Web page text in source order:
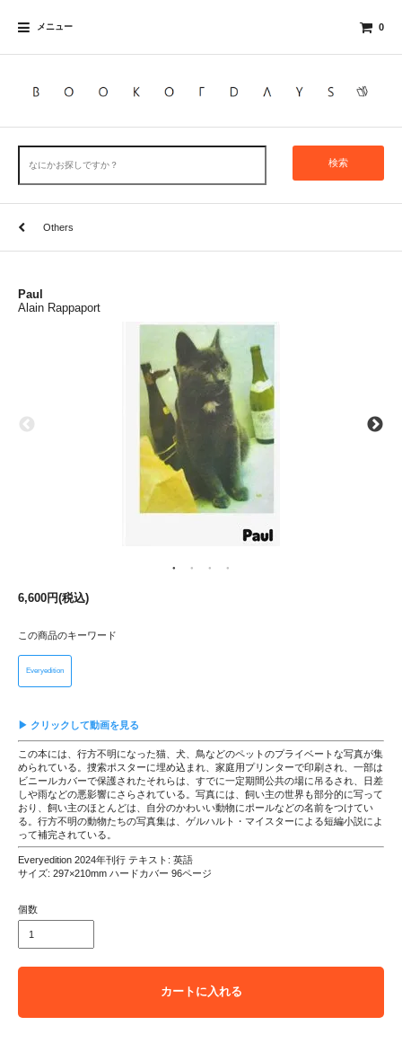
メニュー 0
検索
Others
Paul
Alain Rappaport
6,600円(税込)
この商品のキーワード
Everyedition
▶ クリックして動画を見る
この本には、行方不明になった猫、犬、鳥などのペットのプライベートな写真が集
められている。捜索ポスターに埋め込まれ、家庭用プリンターで印刷され、一部は
ビニールカバーで保護されたそれらは、すでに一定期間公共の場に吊るされ、日差
しや雨などの悪影響にさらされている。写真には、飼い主の世界も部分的に写って
おり、飼い主のほとんどは、自分のかわいい動物にポールなどの名前をつけてい
る。行方不明の動物たちの写真集は、ゲルハルト・マイスターによる短編小説によ
って補完されている。
Everyedition 2024年刊行 テキスト: 英語
サイズ: 297×210mm ハードカバー 96ページ
個数
カートに入れる